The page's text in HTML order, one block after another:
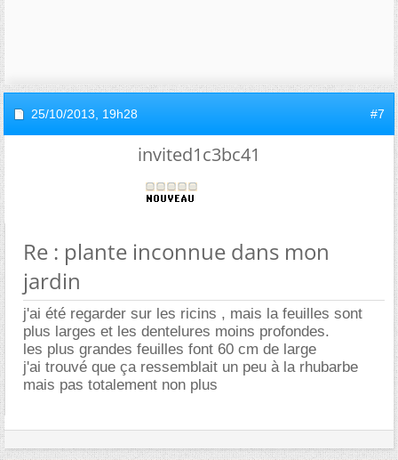
25/10/2013, 19h28 #7
invited1c3bc41
Re : plante inconnue dans mon
jardin
j'ai été regarder sur les ricins , mais la feuilles sont
plus larges et les dentelures moins profondes.
les plus grandes feuilles font 60 cm de large
j'ai trouvé que ça ressemblait un peu à la rhubarbe
mais pas totalement non plus